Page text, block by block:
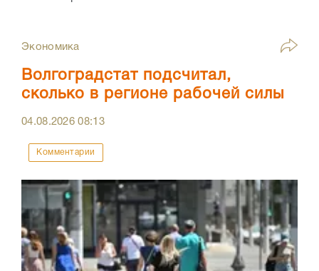
Экономика
Волгоградстат подсчитал,
сколько в регионе рабочей силы
04.08.202608:13
Комментарии